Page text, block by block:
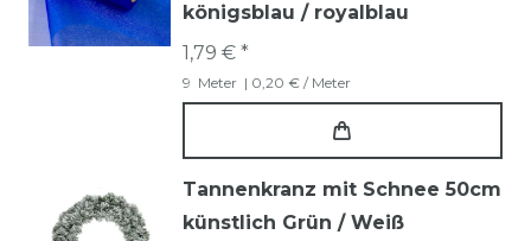
königsblau / royalblau
1,79 € *
9 Meter | 0,20 € / Meter
Tannenkranz mit Schnee 50cm
künstlich Grün / Weiß